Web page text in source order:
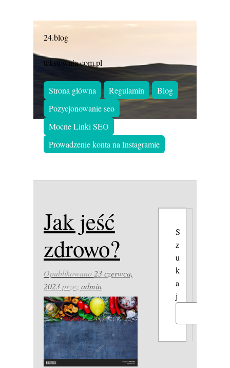
24.blog
tekstownia.com.pl
Strona główna Regulamin
Blog
Pozycjonowanie seo
Mocne Linki SEO
Prowadzenie konta na Instagramie
Jak jeść
zdrowo?
Opublikowano 23 czerwca,
2023przezadmin
S
z
u
k
a
j